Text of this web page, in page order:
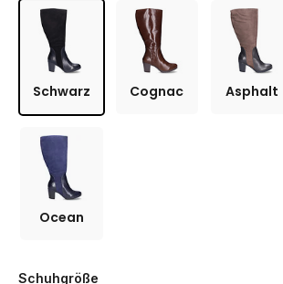
Schwarz Cognac Asphalt
Ocean
Schuhgröße